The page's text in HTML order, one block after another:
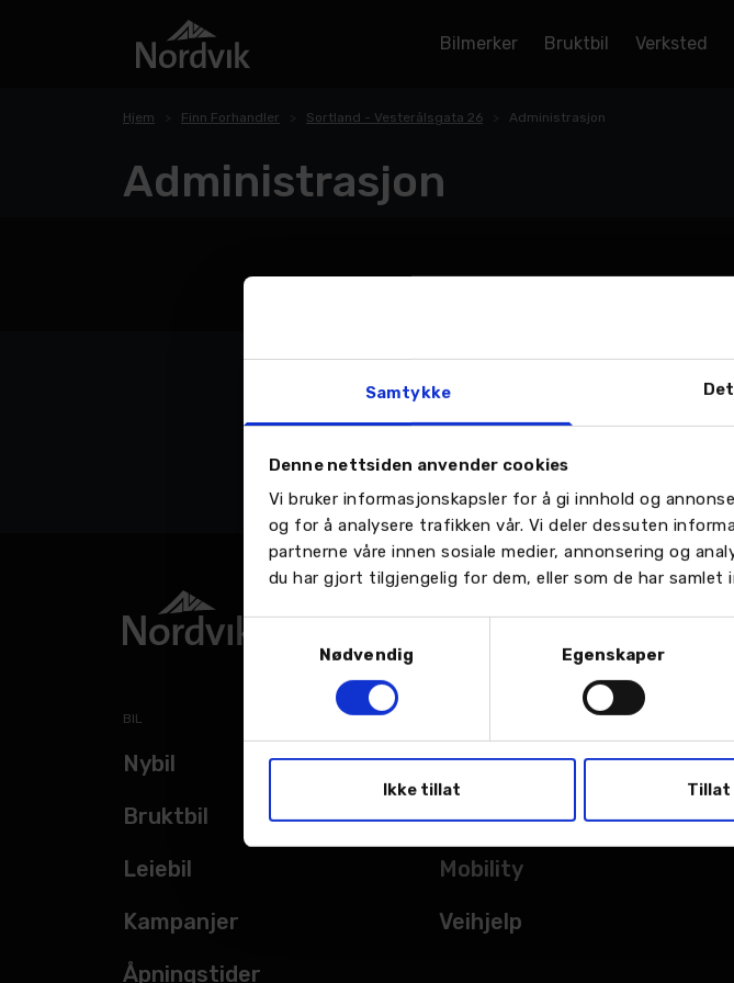
Samtykke
Denne nettsiden anvender cookies
Vi bruker informasjonskapsler for å gi innhold og
og for å analysere trafikken vår. Vi deler dessuten
partnerne våre innen sosiale medier, annonsering og
du har gjort tilgjengelig for dem, eller som de har samlet
Samtykkevalg
Nødvendig
Egenskaper
Ikke tillat Tillat
Bilmerker Bruktbil Verksted
Hjem Finn Forhandler Sortland - Vesterålsgata 26 Administrasjon
Administrasjon
BIL
Nybil
Bruktbil
Leiebil
Kampanjer
Åpningstider
Verksted
Bilskade
Mobility
Veihjelp